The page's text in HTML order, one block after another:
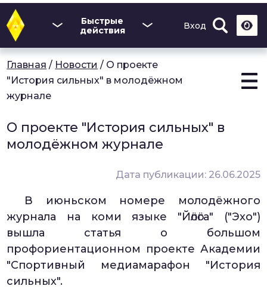
Перейти
основному
содержанию
Быстрые
действия
Вход
Главная / Новости / О проекте
"История сильных" в молодёжном
журнале
О проекте "История сильных" в
молодёжном журнале
Дата публикации: 26.06.2025
В июньском номере молодёжного
журнала на коми языке "Йӧлӧга" ("Эхо")
вышла статья о большом
профориентационном проекте Академии
"Спортивный медиамарафон "История
сильных".